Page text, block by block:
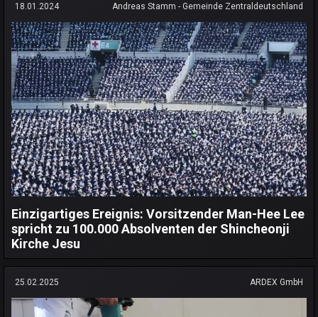
18.01.2024 Andreas Stamm - Gemeinde Zentraldeutschland
Einzigartiges Ereignis: Vorsitzender Man-Hee Lee
spricht zu 100.000 Absolventen der Shincheonji
Kirche Jesu
25.02.2025 ARDEX GmbH